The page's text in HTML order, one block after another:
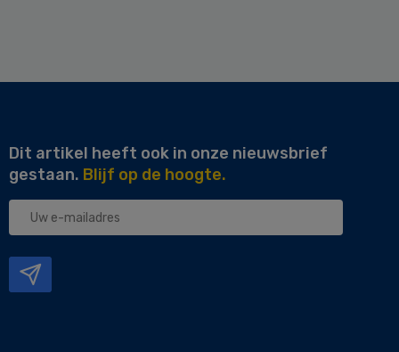
Dit artikel heeft ook in onze nieuwsbrief
gestaan. Blijf op de hoogte.
Uw